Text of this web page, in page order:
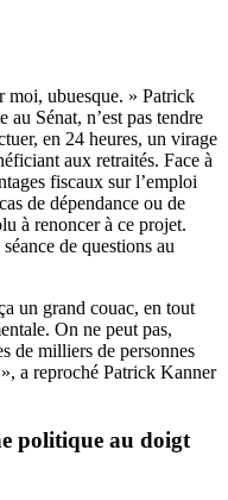
moi, ubuesque. » Patrick
Sénat, n’est pas tendre
en 24 heures, un virage
aux retraités. Face à
fiscaux sur l’emploi
de dépendance ou de
à renoncer à ce projet.
de questions au
un grand couac, en tout
On ne peut pas,
de milliers de personnes
a reproché Patrick Kanner
politique au doigt